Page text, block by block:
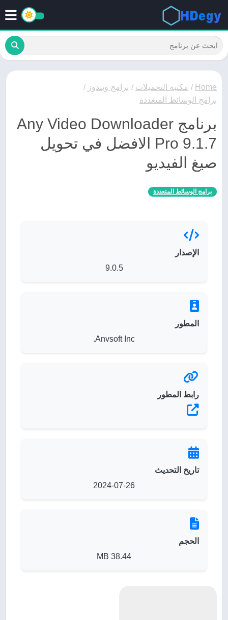
Home
/ مكتبة التحميلات / برامج ويندوز /
برامج الوسائط المتعددة
برنامج Any Video Downloader
Pro 9.1.7 الافضل في تحويل
صيغ الفيديو
برامج الوسائط المتعددة
الإصدار
9.0.5
المطور
Anvsoft Inc.
رابط المطور
تاريخ التحديث
2024-07-26
الحجم
38.44 MB